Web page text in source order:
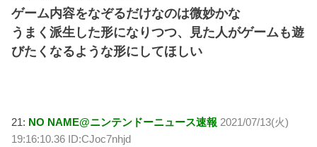
ゲーム内容をなぞるだけなのは微妙かな
うまく派生した形になりつつ、見た人がゲームも遊
びたくなるような形にしてほしい
21: NO NAME@ニンテンドーニュース速報 2021/07/13(火)
19:16:10.36 ID:CJoc7nhjd